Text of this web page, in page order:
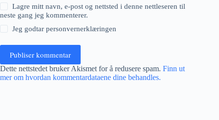
Lagre mitt navn, e-post og nettsted i denne nettleseren til
neste gang jeg kommenterer.
Jeg godtarpersonvernerklæringen
Publiser kommentar
Dette nettstedet bruker Akismet for å redusere spam. Finn ut
mer om hvordan kommentardataene dine behandles.